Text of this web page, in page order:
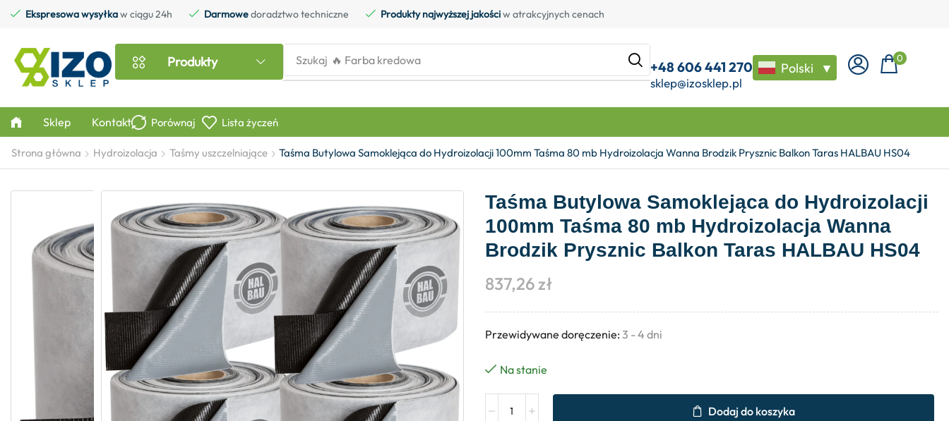
Ekspresowa wysyłkaw ciągu 24h Darmowedoradztwo techniczne Produkty najwyższej jakościw atrakcyjnych cenach
Produkty Szukaj 🔥 Farba kredowa +48 606 441 270
sklep@izosklep.pl
Polski ▼
0
Sklep Kontakt Porównaj Lista życzeń
Strona główna Hydroizolacja Taśmy uszczelniające Taśma Butylowa Samoklejąca do Hydroizolacji 100mm Taśma 80 mb Hydroizolacja Wanna Brodzik Prysznic Balkon Taras HALBAU HS04
Taśma Butylowa Samoklejąca do Hydroizolacji
100mm Taśma 80 mb Hydroizolacja Wanna
Brodzik Prysznic Balkon Taras HALBAU HS04
837,26zł
Przewidywane doręczenie: 3 - 4 dni
Na stanie
Dodaj do koszyka